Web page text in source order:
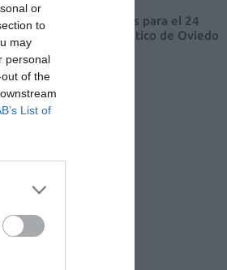
or
to
may
personal
of the
List of
de comunicaciones para el 24
Nacional Farmacéutico de Oviedo